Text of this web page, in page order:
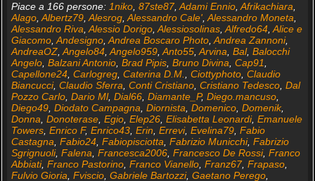
Piace a 166 persone: 1niko, 87ste87, Adami Ennio, Afrikachiara
Alago, Albertz79, Alesrog, Alessandro Cale', Alessandro Moneta
Alessandro Riva Alessio Dorigo, Alessiosolinas, Alfredo64, Alice e
Giacomo, Andesigno, Andrea Boscaro Photo, Andrea Zannoni,
AndreaOZ, Angelo84, Angelo959, Anto55, Arvina Bal, Balocchi
Angelo, Balzani Antonio, Brad Pipis, Bruno Divina Cap91
Capellone24, Carlogreg, Caterina D.M. Ciottyphoto, Claudio
Biancucci, Claudio Sferra Conti Cristiano, Cristiano Tedesco, Dal
Pozzo Carlo, Dario Ml, Dial66, Diamante_P, Diego.mancuso,
Diego49, Diodato Campagna Diornista Domenico, Domenik,
Donna Donoterase, Egio, Elep26, Elisabetta Leonardi, Emanuele
Towers, Enrico F, Enrico43, Erin Errevi, Evelina79, Fabio
Castagna Fabio24, Fabiopisciotta Fabrizio Municchi, Fabrizio
Sgrignuoli, Falena Francesca2006, Francesco De Rossi, Franco
Abbiati, Franco Pastorino, Franco Vianello, Franz67, Frapaso,
Fulvio Gioria Fviscio, Gabriele Bartozzi, Gaetano Perego,